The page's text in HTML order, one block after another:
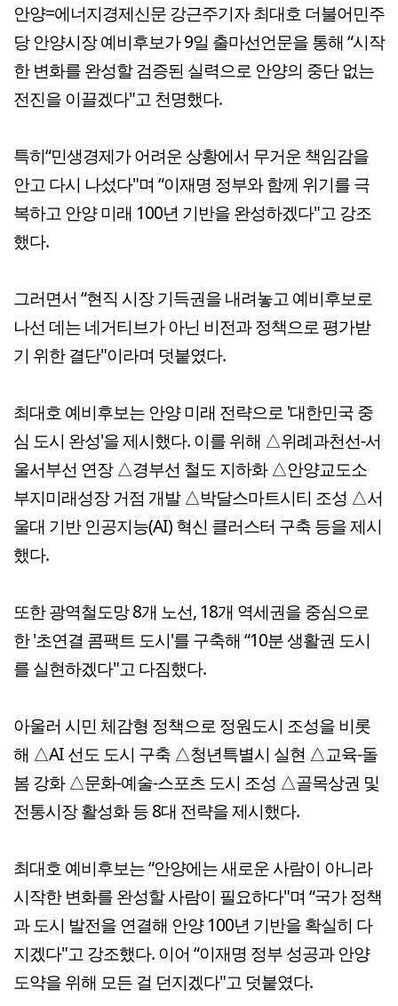
안양=에너지경제신문 강근주기자 최대호 더불어민주
당 안양시장 예비후보가 9일 출마선언문을 통해 “시작
한 변화를 완성할 검증된 실력으로 안양의 중단 없는
전진을 이끌겠다"고 천명했다.
특히“민생경제가 어려운 상황에서 무거운 책임감을
안고 다시 나섰다"며 “이재명 정부와 함께 위기를 극
복하고 안양 미래 100년 기반을 완성하겠다"고 강조
했다.
그러면서 “현직 시장 기득권을 내려놓고 예비후보로
나선 데는 네거티브가 아닌 비전과 정책으로 평가받
기 위한 결단"이라며 덧붙였다.
최대호 예비후보는 안양 미래 전략으로 '대한민국 중
심 도시 완성'을 제시했다. 이를 위해 △위례과천선-서
울서부선 연장 △경부선 철도 지하화 △안양교도소
부지미래성장 거점 개발 △박달스마트시티 조성 △서
울대 기반 인공지능(AI) 혁신 클러스터 구축 등을 제시
했다.
또한 광역철도망 8개 노선, 18개 역세권을 중심으로
한 '초연결 콤팩트 도시'를 구축해 “10분 생활권 도시
를 실현하겠다"고 다짐했다.
아울러 시민 체감형 정책으로 정원도시 조성을 비롯
해 △AI 선도 도시 구축 △청년특별시 실현 △교육-돌
봄 강화 △문화-예술-스포츠 도시 조성 △골목상권 및
전통시장 활성화 등 8대 전략을 제시했다.
최대호 예비후보는 “안양에는 새로운 사람이 아니라
시작한 변화를 완성할 사람이 필요하다"며 “국가 정책
과 도시 발전을 연결해 안양 100년 기반을 확실히 다
지겠다"고 강조했다. 이어 “이재명 정부 성공과 안양
도약을 위해 모든 걸 던지겠다"고 덧붙였다.